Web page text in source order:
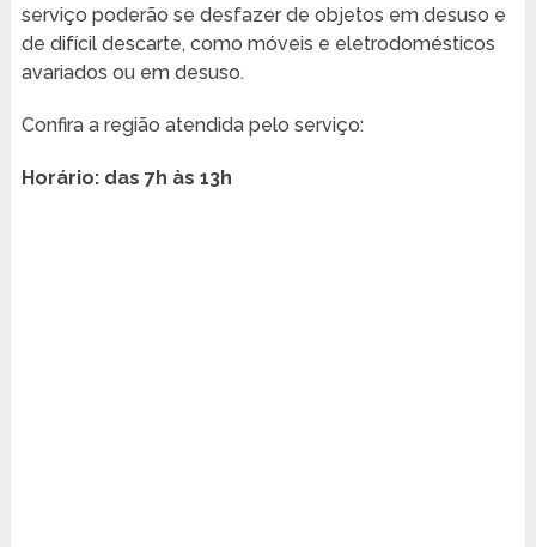
serviço poderão se desfazer de objetos em desuso e
de difícil descarte, como móveis e eletrodomésticos
avariados ou em desuso.
Confira a região atendida pelo serviço:
Horário: das 7h às 13h